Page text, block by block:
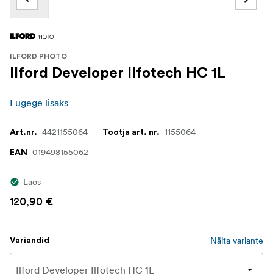
ILFORD PHOTO
Ilford Developer Ilfotech HC 1L
Lugege lisaks
Art.nr. 4421155064 Tootja art. nr. 1155064
EAN 019498155062
Laos
120,90 €
Variandid Näita variante